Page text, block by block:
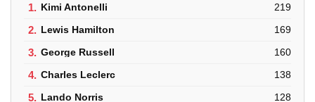
1. Kimi Antonelli 219
2. Lewis Hamilton 169
3. George Russell 160
4. Charles Leclerc 138
5. Lando Norris 128